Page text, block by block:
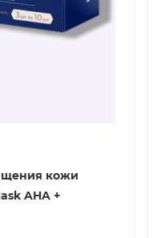
кожи
AHA +